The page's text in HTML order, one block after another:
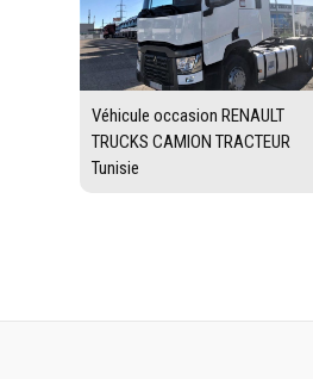
Véhicule occasion RENAULT
TRUCKS CAMION TRACTEUR
Tunisie